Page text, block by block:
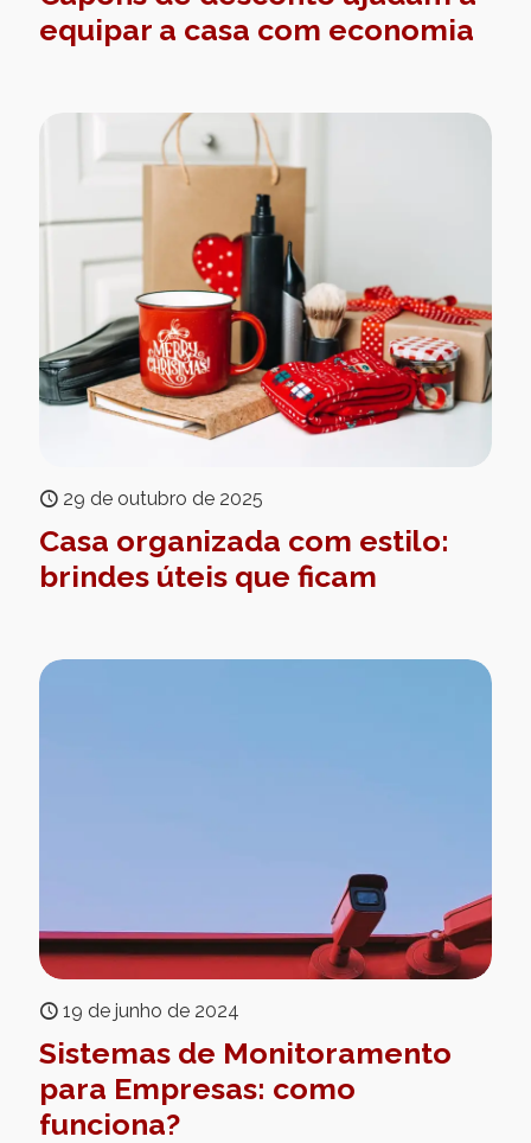
equipar a casa com economia
29 de outubro de 2025
Casa organizada com estilo:
brindes úteis que ficam
19 de junho de 2024
Sistemas de Monitoramento
para Empresas: como
funciona?